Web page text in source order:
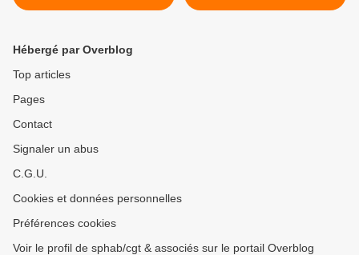
congrès
nuit en colère –une prime
Hébergé par Overblog
Top articles
Pages
Contact
Signaler un abus
C.G.U.
Cookies et données personnelles
Préférences cookies
Voir le profil de sphab/cgt & associés sur le portail Overblog